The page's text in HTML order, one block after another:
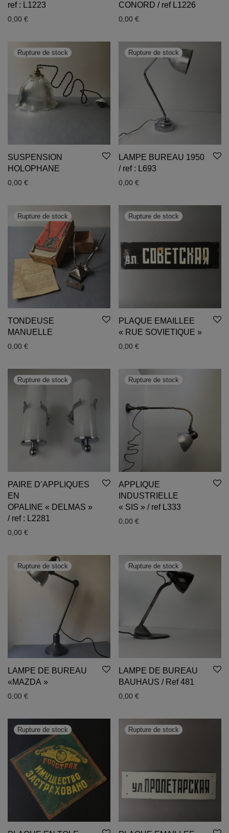
ref : L1223
0,00 €
CONORD / ref L1226
0,00 €
SUSPENSION
HOLOPHANE
0,00 €
LAMPE BUREAU 1950
/ ref : L693
0,00 €
TONDEUSE
MANUELLE
0,00 €
PLAQUE EMAILLEE
« RUE SOVIETIQUE »
0,00 €
PAIRE D’APPLIQUES
EN
OPALINE « DELMAS »
/ ref : L2281
0,00 €
APPLIQUE
INDUSTRIELLE
« SIS » / ref L333
0,00 €
LAMPE DE BUREAU
«MAZDA »
0,00 €
LAMPE DE BUREAU
BAUHAUS / Ref 481
0,00 €